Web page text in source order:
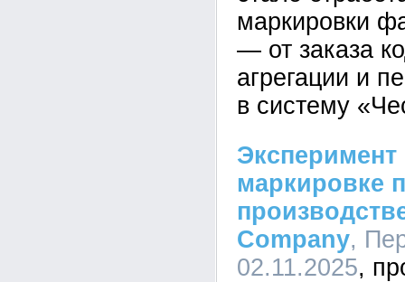
маркировки
— от заказа
агрегации и
в систему
маркировке
Company,
02.11.2025